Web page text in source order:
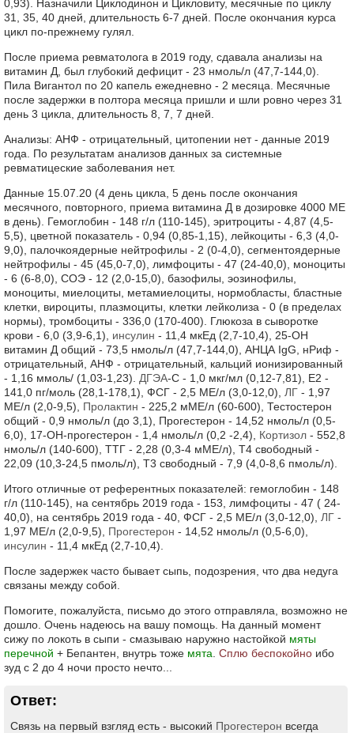
0,93). Назначили Циклодинон и Цикловиту, месячные по циклу
31, 35, 40 дней, длительность 6-7 дней. После окончания курса
цикл по-прежнему гулял.
После приема ревматолога в 2019 году, сдавала анализы на
витамин Д, был глубокий дефицит - 23 нмоль/л (47,7-144,0).
Пила Вигантол по 20 капель ежедневно - 2 месяца. Месячные
после задержки в полтора месяца пришли и шли ровно через 31
день 3 цикла, длительность 8, 7, 7 дней.
Анализы: АНФ - отрицательный, цитопении нет - данные 2019
года. По результатам анализов данных за системные
ревматицеские заболевания нет.
Данные 15.07.20 (4 день цикла, 5 день после окончания
месячного, повторного, приема витамина Д в дозировке 4000 МЕ
в день). Гемоглобин - 148 г/л (110-145), эритроциты - 4,87 (4,5-
5,5), цветной показатель - 0,94 (0,85-1,15), лейкоциты - 6,3 (4,0-
9,0), палочкоядерные нейтрофилы - 2 (0-4,0), сегментоядерные
нейтрофилы - 45 (45,0-7,0), лимфоциты - 47 (24-40,0), моноциты
- 6 (6-8,0), СОЭ - 12 (2,0-15,0), базофилы, эозинофилы,
моноциты, миелоциты, метамиелоциты, нормобласты, бластные
клетки, вироциты, плазмоциты, клетки лейколиза - 0 (в пределах
нормы), тромбоциты - 336,0 (170-400). Глюкоза в сыворотке
крови - 6,0 (3,9-6,1), инсулин - 11,4 мкЕд (2,7-10,4), 25-ОН
витамин Д общий - 73,5 нмоль/л (47,7-144,0), АНЦА IgG, нРиф -
отрицательный, АНФ - отрицательный, кальций ионизированный
- 1,16 ммоль/ (1,03-1,23). ДГЭА-С - 1,0 мкг/мл (0,12-7,81), Е2 -
141,0 пг/моль (28,1-178,1), ФСГ - 2,5 МЕ/л (3,0-12,0), ЛГ - 1,97
МЕ/л (2,0-9,5), Пролактин - 225,2 мМЕ/л (60-600), Тестостерон
общий - 0,9 нмоль/л (до 3,1), Прогестерон - 14,52 нмоль/л (0,5-
6,0), 17-ОН-прогестерон - 1,4 нмоль/л (0,2 -2,4), Кортизол - 552,8
нмоль/л (140-600), ТТГ - 2,28 (0,3-4 мМЕ/л), Т4 свободный -
22,09 (10,3-24,5 пмоль/л), Т3 свободный - 7,9 (4,0-8,6 пмоль/л).
Итого отличные от референтных показателей: гемоглобин - 148
г/л (110-145), на сентябрь 2019 года - 153, лимфоциты - 47 ( 24-
40,0), на сентябрь 2019 года - 40, ФСГ - 2,5 МЕ/л (3,0-12,0), ЛГ -
1,97 МЕ/л (2,0-9,5), Прогестерон - 14,52 нмоль/л (0,5-6,0),
инсулин - 11,4 мкЕд (2,7-10,4).
После задержек часто бывает сыпь, подозрения, что два недуга
связаны между собой.
Помогите, пожалуйста, письмо до этого отправляла, возможно не
дошло. Очень надеюсь на вашу помощь. На данный момент
сижу по локоть в сыпи - смазываю наружно настойкой мяты
перечной + Бепантен, внутрь тоже мята Сплю беспокойно ибо
зуд с 2 до 4 ночи просто нечто...
Ответ:
Связь на первый взгляд есть - высокий Прогестерон всегда